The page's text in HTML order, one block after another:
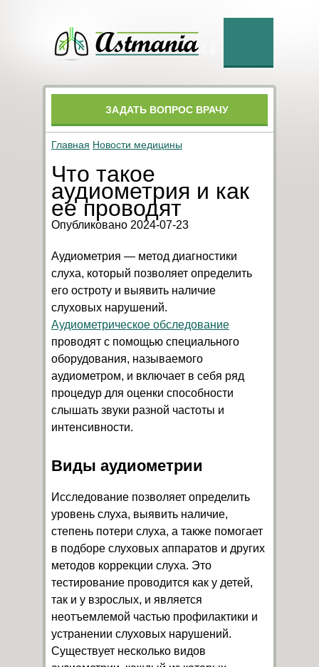
ЗАДАТЬ ВОПРОС ВРАЧУ
Главная Новости медицины
Что такое
аудиометрия и как
ее проводят
Опубликовано 2024-07-23
Аудиометрия — метод диагностики
слуха, который позволяет определить
его остроту и выявить наличие
слуховых нарушений.
Аудиометрическое обследование
проводят с помощью специального
оборудования, называемого
аудиометром, и включает в себя ряд
процедур для оценки способности
слышать звуки разной частоты и
интенсивности.
Виды аудиометрии
Исследование позволяет определить
уровень слуха, выявить наличие,
степень потери слуха, а также помогает
в подборе слуховых аппаратов и других
методов коррекции слуха. Это
тестирование проводится как у детей,
так и у взрослых, и является
неотъемлемой частью профилактики и
устранении слуховых нарушений.
Существует несколько видов